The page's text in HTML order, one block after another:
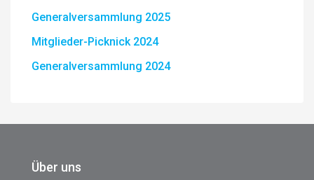
Generalversammlung 2025
Mitglieder-Picknick 2024
Generalversammlung 2024
Über uns